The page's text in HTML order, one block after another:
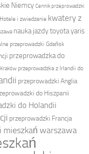
Niemcy Cennik przeprowadzki
Hotele i zwiedzanie kwatery z
nauka jazdy toyota yaris
przeprowadzki Gdańsk
przeprowadzka do
przeprowadzka z Irlandii do
przeprowadzki Anglia
do Hiszpanii
do Holandii
przeprowadzki Francja
mieszkań warszawa